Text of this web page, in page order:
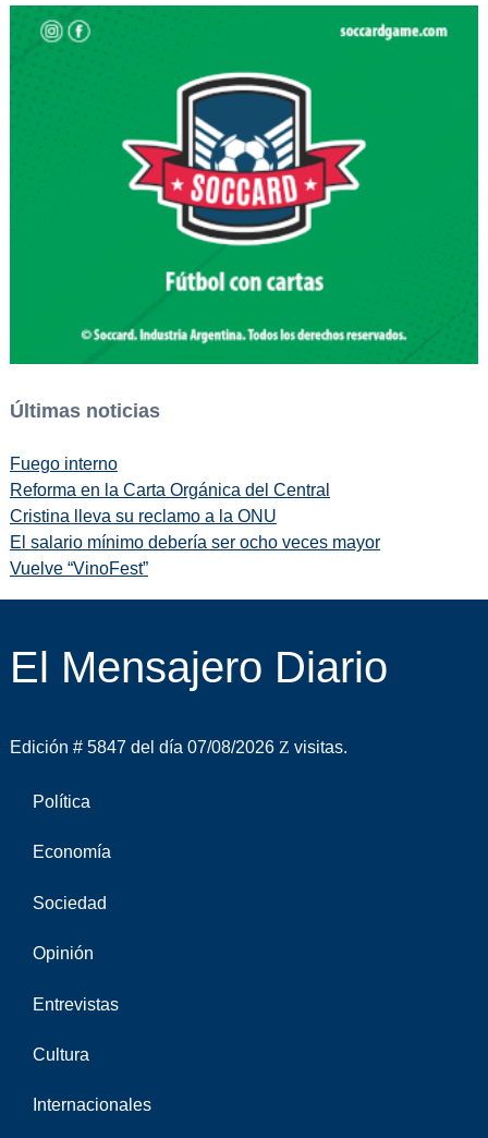
Últimas noticias
Fuego interno
Reforma en la Carta Orgánica del Central
Cristina lleva su reclamo a la ONU
El salario mínimo debería ser ocho veces mayor
Vuelve “VinoFest”
El Mensajero Diario
Edición # 5847 del día 07/08/2026 visitas.
Política
Economía
Sociedad
Opinión
Entrevistas
Cultura
Internacionales